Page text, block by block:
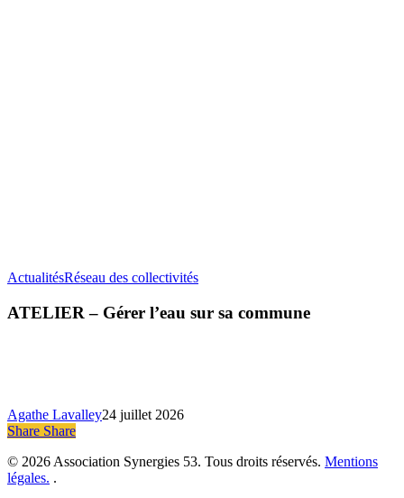
ActualitésRéseau des collectivitésATELIER
Gérer
ATELIER – Gérer l’eau sur sa commune
Agathe Lavalley24 juillet 2026
Share
Share Share
© 2026 Association Synergies 53. Tous droits réservés. Mentions
légales. .